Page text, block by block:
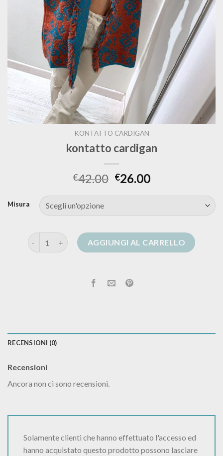
KONTATTO CARDIGAN
kontatto cardigan
€42.00 €26.00
Misura
kontatto cardigan quantitàAGGIUNGI AL CARRELLO
RECENSIONI (0)
Recensioni
Ancora non ci sono recensioni.
Solamente clienti che hanno effettuato l'accesso ed
hanno acquistato questo prodotto possono lasciare